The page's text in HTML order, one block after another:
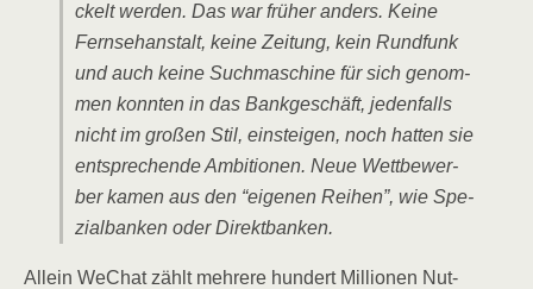
ckelt wer­den. Das war frü­her anders. Kei­ne
Fern­seh­an­stalt, kei­ne Zei­tung, kein Rund­funk
und auch kei­ne Such­ma­schi­ne für sich genom­
men konn­ten in das Bank­ge­schäft, jeden­falls
nicht im gro­ßen Stil, ein­stei­gen, noch hat­ten sie
ent­spre­chen­de Ambi­tio­nen. Neue Wett­be­wer­
ber kamen aus den “eige­nen Rei­hen”, wie Spe­
zi­al­ban­ken oder Direktbanken.
Allein WeChat zählt meh­re­re hun­dert Mil­lio­nen Nut­